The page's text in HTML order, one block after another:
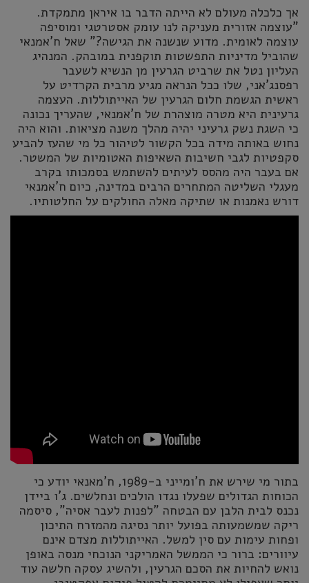
אך כלכלה מעולם לא הייתה הדבר בו איראן מתמקדת.
"עוצמה אזורית מעניקה לנו עומק אסטרטגי ומוסיפה
עוצמה לאומית. מדוע שנשנה את הגישה?" שאל ח'אמנאי
שהוביל מדיניות התפשטות תוקפנית במובהק. המנהיג
העליון נטל את שרביט הגרעין מן הנשיא לשעבר
רפסנג'אני, שלו ככל הנראה מגיע מרבית הקרדיט על
ראשית הגשמת חלום הגרעין של האייתוללות. העצמה
גרעינית היא מטרה מוצהרת של ח'אמנאי, שהעריך נכונה
כי השגת נשק גרעיני יהיה מהלך משנה מציאות. והוא היה
נחוש באותה מידה בכל הקשור לטיהור כל מי שהעז להביע
סקפטיות לגבי חשיבות השאיפות האטומיות של המשטר.
אם בעבר היה מהסס לעיתים להשתמש בסמכותו בקרב
מעגלי השליטה המתחרים הרבים במדינה, כיום ח'אמנאי
דורש נאמנות או שתיקה מאלה החולקים על החלטותיו.
בתור מי שירש את ח'ומייני ב-1989, ח'מאנאי יודע כי
הכוחות הגדולים שפעלו נגדו הולכים ונחלשים. ג'ו ביידן
נכנס לבית הלבן עם הבטחה "לפנות לעבר אסיה", סיסמה
ריקה שמשמעותה בפועל יותר נסיגה מהמזרח התיכון
ופחות עימות עם סין למשל. האייתוללות מצדם אינם
עיוורים: ברור כי הממשל האמריקני הנוכחי מנסה באופן
נואש להחיות את הסכם הגרעין, ולהשיג עסקה חלשה עוד